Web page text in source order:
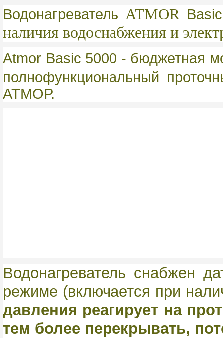
Водонагреватель ATMOR
наличия водоснабжения и
Atmor Basic 5000 - бюджетная
полнофункциональный
АТМОР.
Водонагреватель снабжен
режиме (включается при
давления реагирует на
тем более перекрывать,